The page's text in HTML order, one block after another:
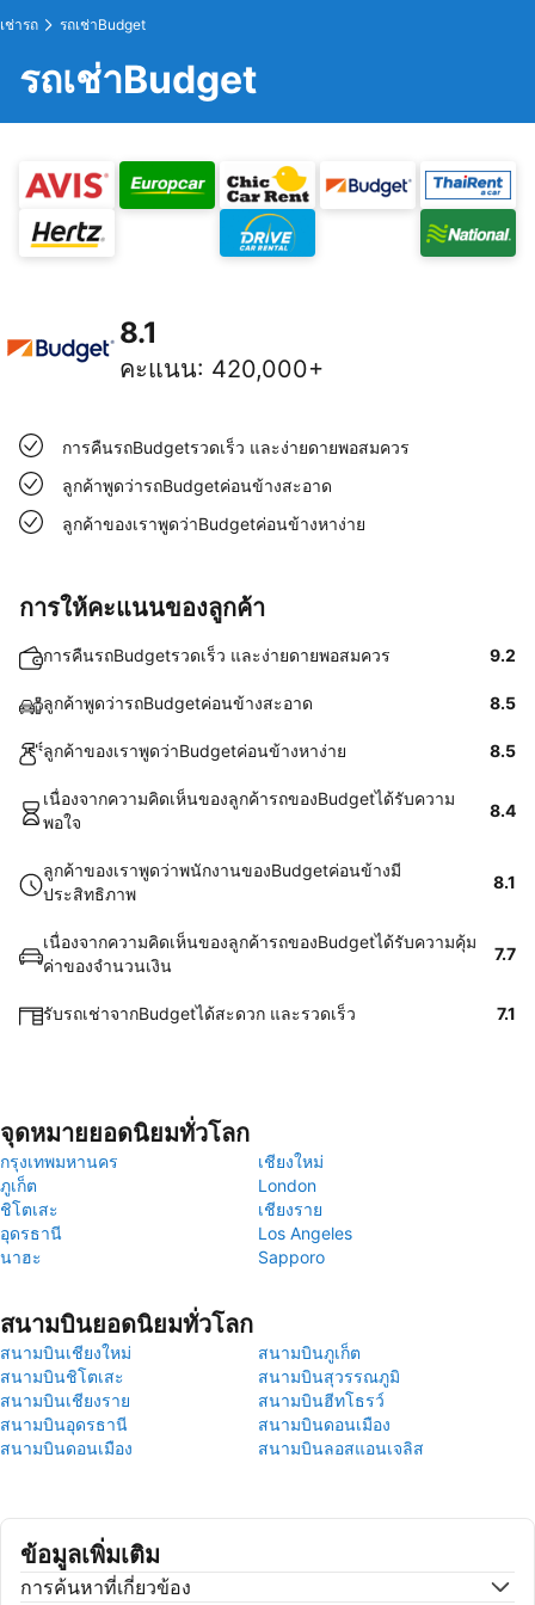
เช่ารถ รถเช่าBudget
รถเช่าBudget
8.1
คะแนน: 420,000+
การคืนรถBudgetรวดเร็ว และง่ายดายพอสมควร
ลูกค้าพูดว่ารถBudgetค่อนข้างสะอาด
ลูกค้าของเราพูดว่าBudgetค่อนข้างหาง่าย
การให้คะแนนของลูกค้า
การคืนรถBudgetรวดเร็ว และง่ายดายพอสมควร 9.2
ลูกค้าพูดว่ารถBudgetค่อนข้างสะอาด 8.5
ลูกค้าของเราพูดว่าBudgetค่อนข้างหาง่าย 8.5
เนื่องจากความคิดเห็นของลูกค้ารถของBudgetได้รับความ
พอใจ
8.4
ลูกค้าของเราพูดว่าพนักงานของBudgetค่อนข้างมี
ประสิทธิภาพ
8.1
เนื่องจากความคิดเห็นของลูกค้ารถของBudgetได้รับความคุ้ม
ค่าของจำนวนเงิน
7.7
รับรถเช่าจากBudgetได้สะดวก และรวดเร็ว 7.1
จุดหมายยอดนิยมทั่วโลก
กรุงเทพมหานคร
เชียงใหม่
ภูเก็ต
London
ชิโตเสะ
เชียงราย
อุดรธานี
Los Angeles
นาฮะ
Sapporo
สนามบินยอดนิยมทั่วโลก
สนามบินเชียงใหม่
สนามบินภูเก็ต
สนามบินชิโตเสะ
สนามบินสุวรรณภูมิ
สนามบินเชียงราย
สนามบินฮีทโธรว์
สนามบินอุดรธานี
สนามบินดอนเมือง
สนามบินดอนเมือง
สนามบินลอสแอนเจลิส
ข้อมูลเพิ่มเติม
การค้นหาที่เกี่ยวข้อง